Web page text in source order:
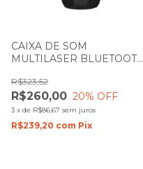
CAIXA DE SOM
MULTILASER BLUETOOTH
SP349
R$260,00
R$323,52
20% OFF
3 x de R$86,67 sem juros
R$239,20 com Pix